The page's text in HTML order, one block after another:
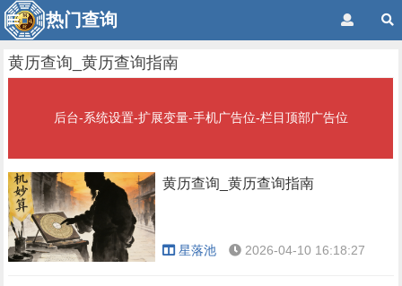
热门查询
黄历查询_黄历查询指南
后台-系统设置-扩展变量-手机广告位-栏目顶部广告位
黄历查询_黄历查询指南
星落池 2026-04-10 16:18:27